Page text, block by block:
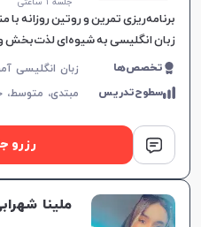
برنامه‌ریزی تمرین و روتین روزانه با
زبان انگلیسی به شیوه‌ای لذت‌بخش و
در زندگی روزمره.
تخصص‌ها
سطوح‌تدریس مبتدی، متوسط،
رزرو
ملینا